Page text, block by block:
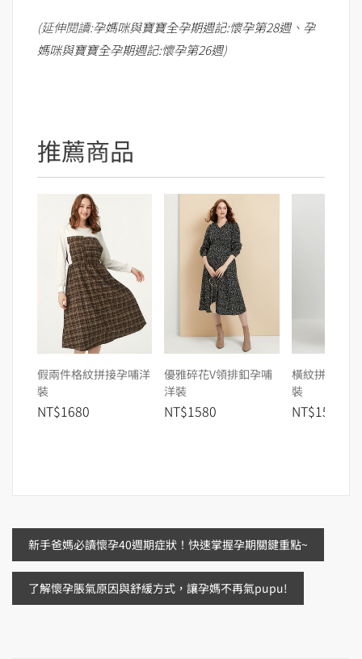
(延伸閱讀:孕媽咪與寶寶全孕期週記:懷孕第28週、 孕
媽咪與寶寶全孕期週記:懷孕第26週)
推薦商品
假兩件格紋拼接孕哺洋
裝
NT$1680
優雅碎花V領排釦孕哺
洋裝
NT$1580
橫紋拼接假
裝
NT$1580
文
章
新手爸媽必讀懷孕40週期症狀！快速掌握孕期關鍵重點~
了解懷孕脹氣原因與舒緩方式，讓孕媽不再氣pupu!